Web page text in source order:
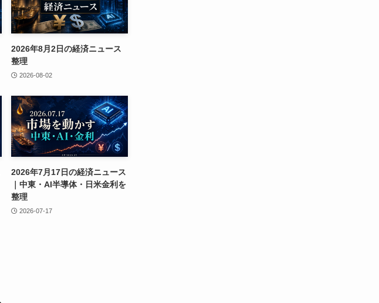
2026年8月2日の経済ニュース
整理
2026-08-02
2026年7月17日の経済ニュース
｜中東・AI半導体・日米金利を
整理
2026-07-17